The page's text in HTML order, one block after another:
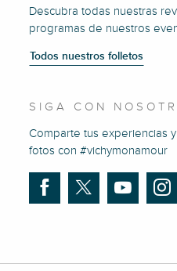
Descubra todas nuestras
programas de nuestros
Todos nuestros folletos
SIGA CON
Comparte tus experiencias
fotos con #vichymonamour